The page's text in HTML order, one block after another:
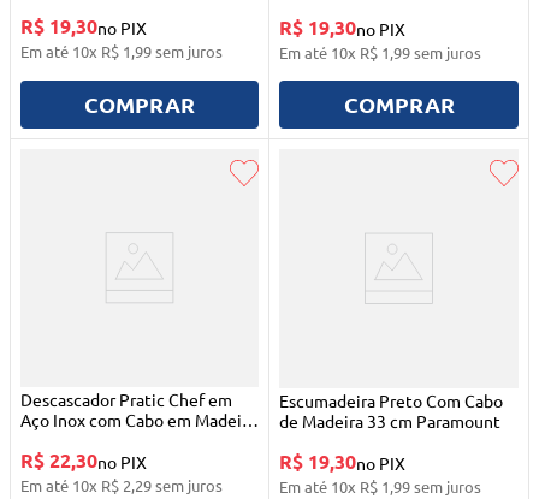
R$ 19,30no PIX
Em até 10x R$ 1,99sem juros
COMPRAR
R$ 19,30no PIX
Em até 10x R$ 1,99sem juros
COMPRAR
Descascador Pratic Chef em
Aço Inox com Cabo em Madeira
R$ 22,30no PIX
Em até 10x R$ 2,29sem juros
Escumadeira Preto Com Cabo
de Madeira 33 cm Paramount
R$ 19,30no PIX
Em até 10x R$ 1,99sem juros